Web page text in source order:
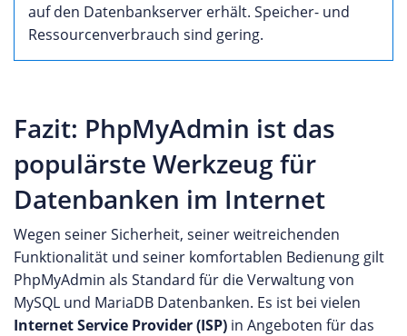
auf den Datenbankserver erhält. Speicher- und
Ressourcenverbrauch sind gering.
Fazit: PhpMyAdmin ist das
populärste Werkzeug für
Datenbanken im Internet
Wegen seiner Sicherheit, seiner weitreichenden
Funktionalität und seiner komfortablen Bedienung gilt
PhpMyAdmin als Standard für die Verwaltung von
MySQL und MariaDB Datenbanken. Es ist bei vielen
Internet Service Provider (ISP) in Angeboten für das